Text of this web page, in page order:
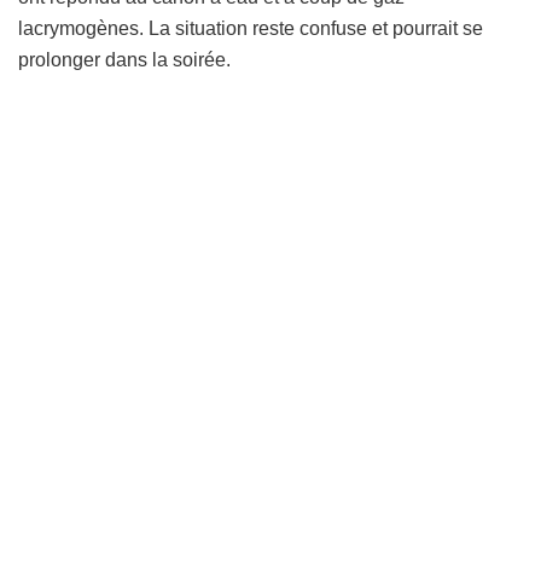
lacrymogènes. La situation reste confuse et pourrait se
prolonger dans la soirée.